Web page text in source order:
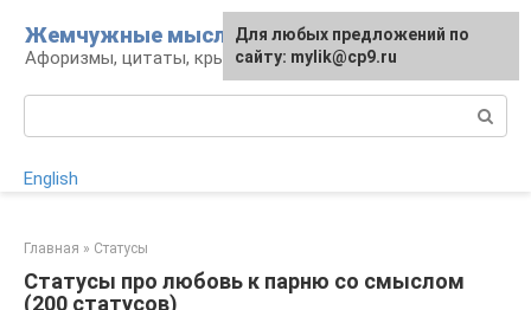
контенту
Жемчужные мысли
Афоризмы, цитаты, крылатые фразы
English
Главная » Статусы
Статусы про любовь к парню со смыслом
(200 статусов)
Для любых предложений по
сайту: mylik@cp9.ru